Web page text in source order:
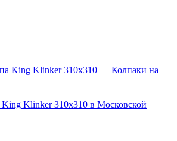
Klinker 310х310 в Московской